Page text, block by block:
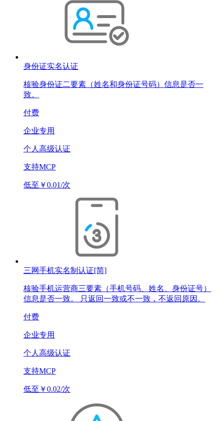
身份证实名认证
核验身份证二要素（姓名和身份证号码）信息是否一
致。
付费
企业专用
个人高级认证
支持MCP
低至￥0.01/次
三网手机实名制认证[简]
核验手机运营商三要素（手机号码、姓名、身份证号）
信息是否一致。 只返回一致或不一致，不返回原因。
付费
企业专用
个人高级认证
支持MCP
低至￥0.02/次